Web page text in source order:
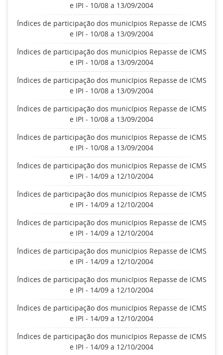
e IPI - 10/08 a 13/09/2004
Índices de participação dos municípios Repasse de ICMS
e IPI - 10/08 a 13/09/2004
Índices de participação dos municípios Repasse de ICMS
e IPI - 10/08 a 13/09/2004
Índices de participação dos municípios Repasse de ICMS
e IPI - 10/08 a 13/09/2004
Índices de participação dos municípios Repasse de ICMS
e IPI - 10/08 a 13/09/2004
Índices de participação dos municípios Repasse de ICMS
e IPI - 10/08 a 13/09/2004
Índices de participação dos municípios Repasse de ICMS
e IPI - 14/09 a 12/10/2004
Índices de participação dos municípios Repasse de ICMS
e IPI - 14/09 a 12/10/2004
Índices de participação dos municípios Repasse de ICMS
e IPI - 14/09 a 12/10/2004
Índices de participação dos municípios Repasse de ICMS
e IPI - 14/09 a 12/10/2004
Índices de participação dos municípios Repasse de ICMS
e IPI - 14/09 a 12/10/2004
Índices de participação dos municípios Repasse de ICMS
e IPI - 14/09 a 12/10/2004
Índices de participação dos municípios Repasse de ICMS
e IPI - 14/09 a 12/10/2004